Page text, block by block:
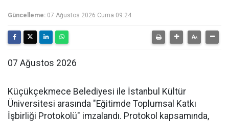
Güncelleme: 07 Ağustos 2026 Cuma 09:24
07 Ağustos 2026
Küçükçekmece Belediyesi ile İstanbul Kültür
Üniversitesi arasında "Eğitimde Toplumsal Katkı
İşbirliği Protokolü" imzalandı. Protokol kapsamında,